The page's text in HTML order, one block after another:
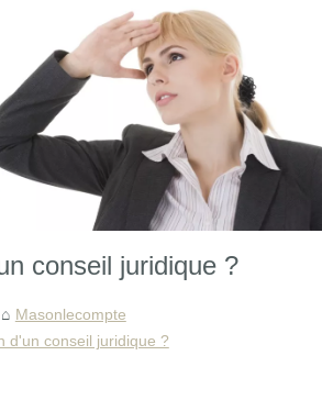
conseil juridique ?
Masonlecompte
d'un conseil juridique ?